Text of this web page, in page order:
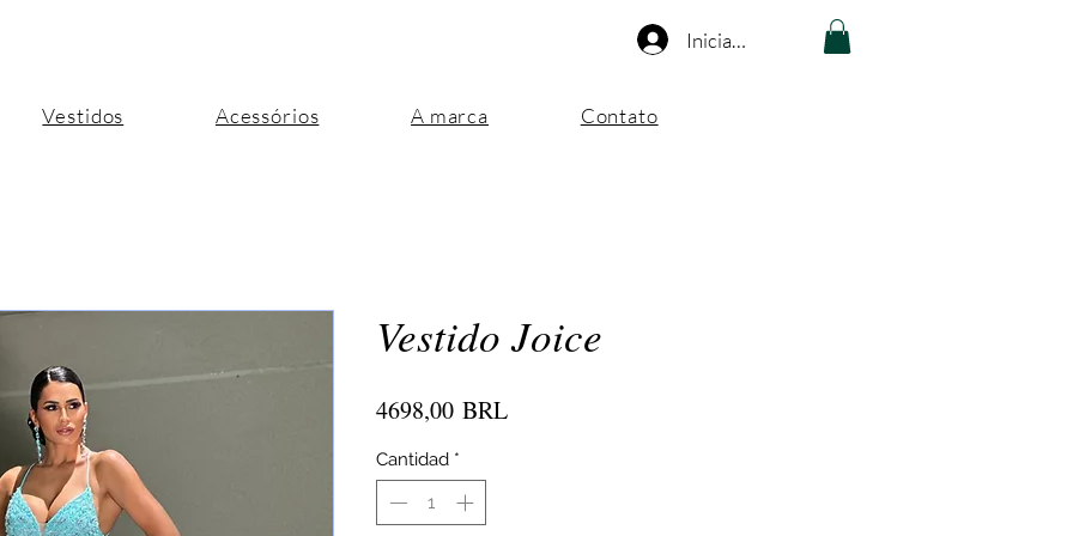
Iniciar sesión
Vestidos Acessórios A marca Contato
Vestido Joice
4698,00 BRLPrecio
Cantidad *